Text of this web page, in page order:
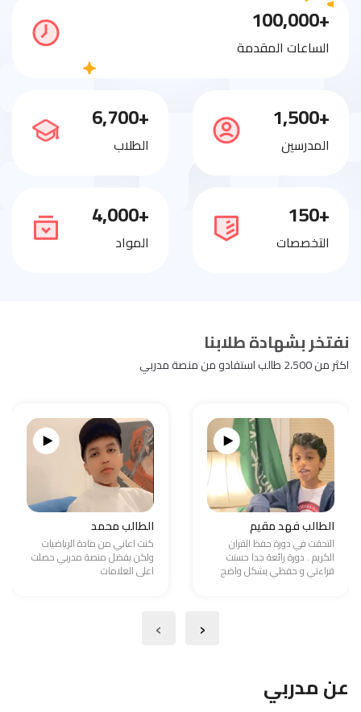
+100,000
الساعات المقدمة
+1,500
المدرسين
+6,700
الطلاب
+150
التخصصات
+4,000
المواد
نفتخر بشهادة طلابنا
اكثر من 2،500 طالب استفادو من منصة مدربي
الطالب فهد مقيم
التحقت في دورة حفظ القران
الكريم . دورة رائعة جدا حسنت
قراءتي و حفظي بشكل واضح
الطالب محمد
كنت اعاني من مادة الرياضيات
ولكن بفضل منصة مدربي حصلت
اعلى العلامات
‹
›
عن مدربي